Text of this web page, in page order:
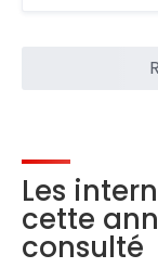
Les
cette
consulté